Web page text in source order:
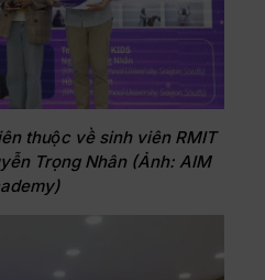
thuộc về sinh viên RMIT
Trọng Nhân (Ảnh: AIM